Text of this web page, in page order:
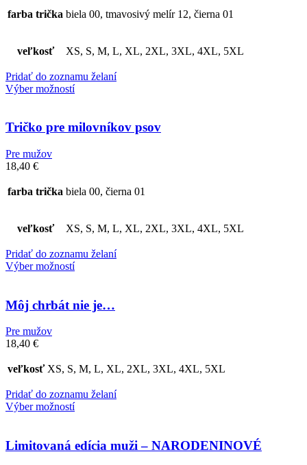
farba trička biela 00, tmavosivý melír 12, čierna 01
veľkosť XS, S, M, L, XL, 2XL, 3XL, 4XL, 5XL
Pridať do zoznamu želaní
Výber možností
Tričko pre milovníkov psov
Pre mužov
18,40 €
farba trička biela 00, čierna 01
veľkosť XS, S, M, L, XL, 2XL, 3XL, 4XL, 5XL
Pridať do zoznamu želaní
Výber možností
Môj chrbát nie je…
Pre mužov
18,40 €
veľkosť XS, S, M, L, XL, 2XL, 3XL, 4XL, 5XL
Pridať do zoznamu želaní
Výber možností
Limitovaná edícia muži – NARODENINOVÉ